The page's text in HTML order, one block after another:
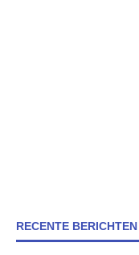
RECENTE BERICHTEN